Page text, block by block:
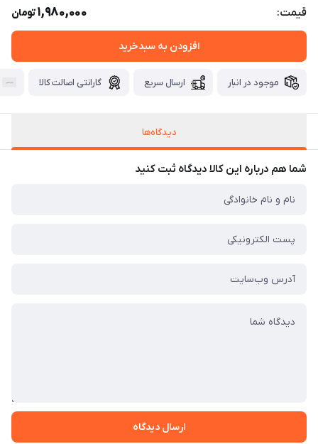
قیمت: 1,980,000تومان
افزودن به سبدخرید
موجود در انبار ارسال سریع گارانتی اصالت کالا
دیدگاه‌ها
شما هم درباره این کالا دیدگاه ثبت کنید
ارسال دیدگاه